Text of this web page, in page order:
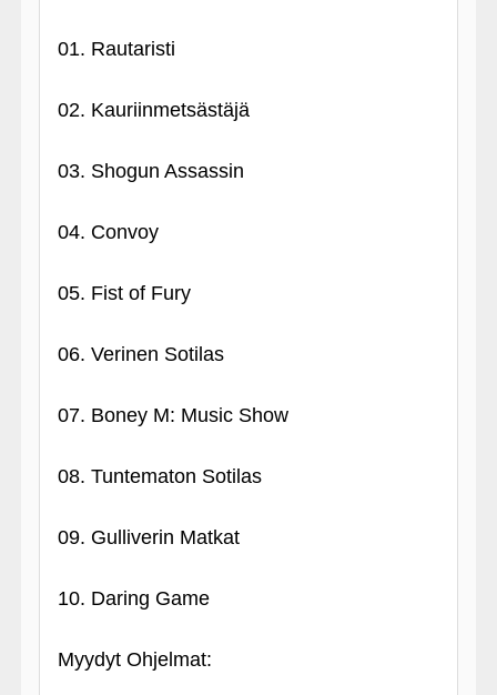
01. Rautaristi
02. Kauriinmetsästäjä
03. Shogun Assassin
04. Convoy
05. Fist of Fury
06. Verinen Sotilas
07. Boney M: Music Show
08. Tuntematon Sotilas
09. Gulliverin Matkat
10. Daring Game
Myydyt Ohjelmat: